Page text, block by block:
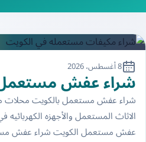
8 أغسطس، 2026
شراء عفش
شراء عفش مستعمل بالكويت محلات
الاثاث المستعمل والأجهزه
عفش مستعمل الكويت شراء عفش